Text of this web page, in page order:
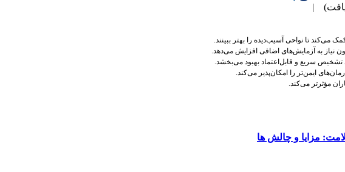
|
تا نواحی آسیب‌دیده را بهتر ببینند.
نیاز به آزمایش‌های اضافی افزایش می‌دهد.
سریع و قابل‌اعتماد بهبود می‌بخشد.
ایمن‌تر را امکان‌پذیر می‌کند.
مؤثرتر می‌کند.
مزایا و چالش ها